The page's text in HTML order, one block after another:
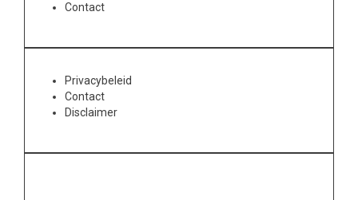
Contact
Privacybeleid
Contact
Disclaimer